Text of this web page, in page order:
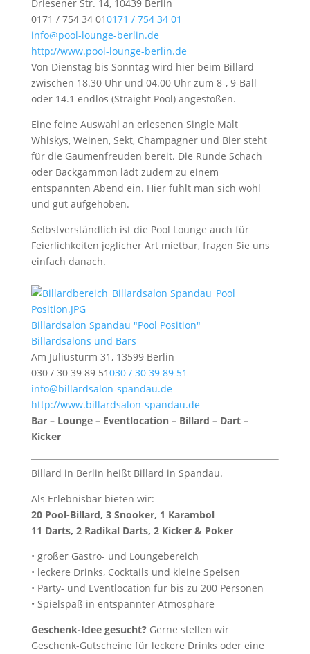
Driesener Str. 14, 10439 Berlin
0171 / 754 34 010171 / 754 34 01
info@pool-lounge-berlin.de
http://www.pool-lounge-berlin.de
Von Dienstag bis Sonntag wird hier beim Billard
zwischen 18.30 Uhr und 04.00 Uhr zum 8-, 9-Ball
oder 14.1 endlos (Straight Pool) angestoßen.
Eine feine Auswahl an erlesenen Single Malt
Whiskys, Weinen, Sekt, Champagner und Bier steht
für die Gaumenfreuden bereit. Die Runde Schach
oder Backgammon lädt zudem zu einem
entspannten Abend ein. Hier fühlt man sich wohl
und gut aufgehoben.
Selbstverständlich ist die Pool Lounge auch für
Feierlichkeiten jeglicher Art mietbar, fragen Sie uns
einfach danach.
Billardsalon Spandau "Pool Position"
Billardsalons und Bars
Am Juliusturm 31, 13599 Berlin
030 / 30 39 89 51030 / 30 39 89 51
info@billardsalon-spandau.de
http://www.billardsalon-spandau.de
Bar – Lounge – Eventlocation – Billard – Dart –
Kicker
Billard in Berlin heißt Billard in Spandau.
Als Erlebnisbar bieten wir:
20 Pool-Billard, 3 Snooker, 1 Karambol
11 Darts, 2 Radikal Darts, 2 Kicker & Poker
• großer Gastro- und Loungebereich
• leckere Drinks, Cocktails und kleine Speisen
• Party- und Eventlocation für bis zu 200 Personen
• Spielspaß in entspannter Atmosphäre
Geschenk-Idee gesucht?Gerne stellen wir
Geschenk-Gutscheine für leckere Drinks oder eine